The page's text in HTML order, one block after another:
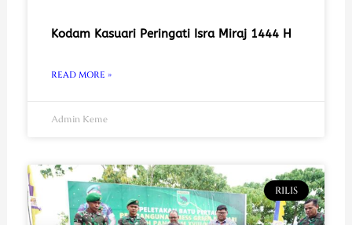
Kodam Kasuari Peringati Isra Miraj 1444 H
READ MORE »
Admin Keme
RILIS